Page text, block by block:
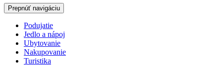
Prepnúť navigáciu
Podujatie
Jedlo a nápoj
Ubytovanie
Nakupovanie
Turistika